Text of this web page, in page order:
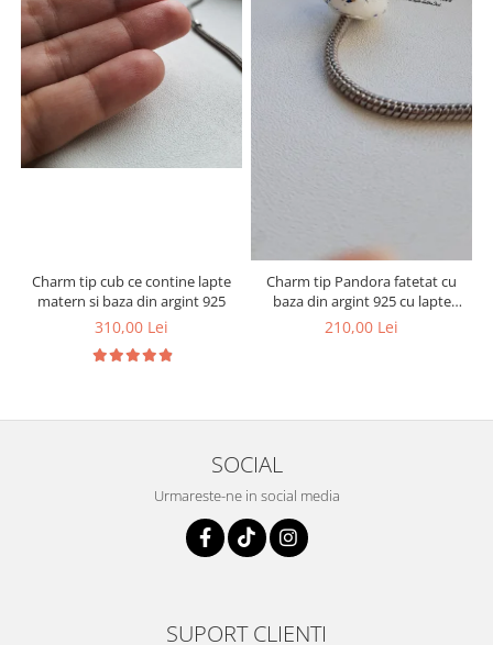
Charm tip cub ce contine lapte
matern si baza din argint 925
310,00 Lei
Charm tip Pandora fatetat cu
baza din argint 925 cu lapte
matern si foita decorativa
210,00 Lei
SOCIAL
Urmareste-ne in social media
SUPORT CLIENTI